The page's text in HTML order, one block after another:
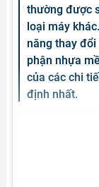
thường được
loại máy
năng thay
phận nhựa
của các chi
định nhất.